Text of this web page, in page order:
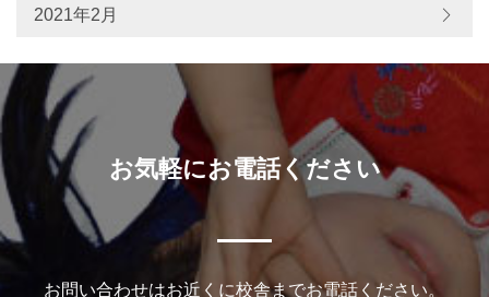
2021年2月
お気軽にお電話ください
お問い合わせはお近くに校舎までお電話ください。